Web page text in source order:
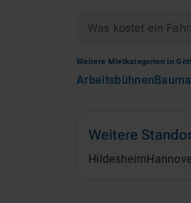
Was kostet ein
Weitere Mietkategorien in
Arbeitsbühnen
Weitere
Hildesheim